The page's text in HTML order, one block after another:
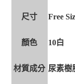
尺寸 Free
顏色 10白
材質成分 尿素樹